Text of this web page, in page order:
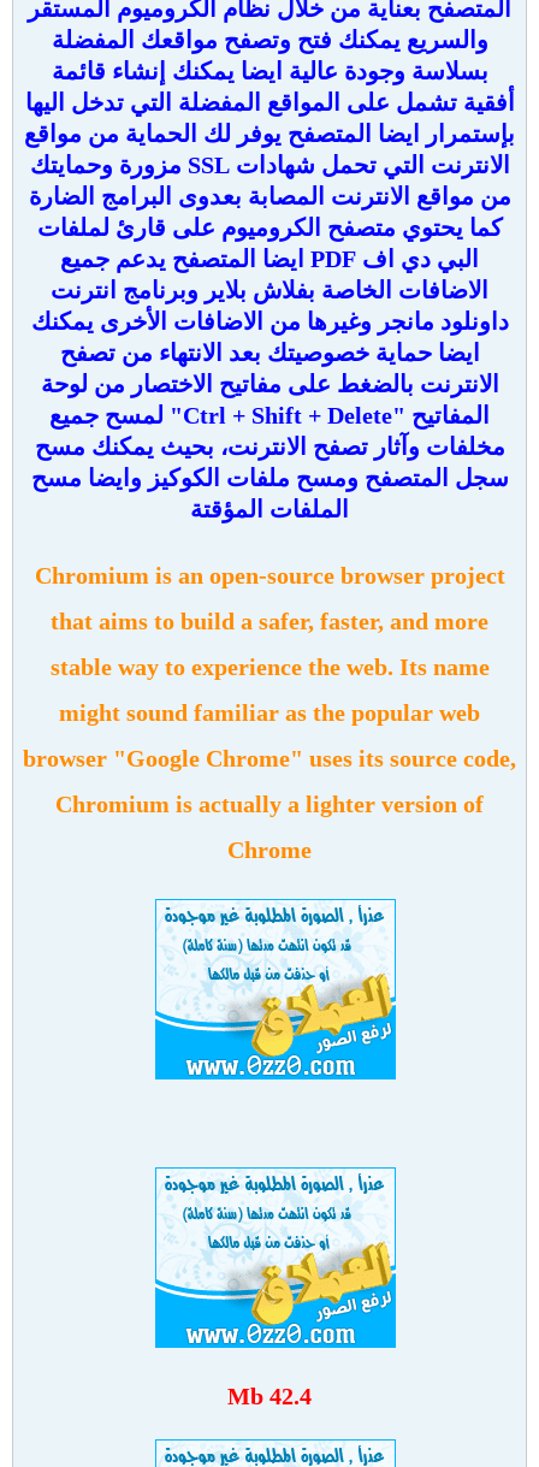
المتصفح بعناية من خلال نظام الكروميوم المستقر
والسريع يمكنك فتح وتصفح مواقعك المفضلة
بسلاسة وجودة عالية ايضا يمكنك إنشاء قائمة
أفقية تشمل على المواقع المفضلة التي تدخل اليها
بإستمرار ايضا المتصفح يوفر لك الحماية من مواقع
الانترنت التي تحمل شهادات SSL مزورة وحمايتك
من مواقع الانترنت المصابة بعدوى البرامج الضارة
كما يحتوي متصفح الكروميوم على قارئ لملفات
البي دي اف PDF ايضا المتصفح يدعم جميع
الاضافات الخاصة بفلاش بلاير وبرنامج انترنت
داونلود مانجر وغيرها من الاضافات الأخرى يمكنك
ايضا حماية خصوصيتك بعد الانتهاء من تصفح
الانترنت بالضغط على مفاتيح الاختصار من لوحة
المفاتيح "Ctrl + Shift + Delete" لمسح جميع
مخلفات وآثار تصفح الانترنت، بحيث يمكنك مسح
سجل المتصفح ومسح ملفات الكوكيز وايضا مسح
الملفات المؤقتة
Chromium is an open-source browser project
that aims to build a safer, faster, and more
stable way to experience the web. Its name
might sound familiar as the popular web
browser "Google Chrome" uses its source code,
Chromium is actually a lighter version of
Chrome
42.4 Mb